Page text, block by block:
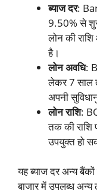
ब्याज दर:
9.50% से
लोन की
है।
लोन अवधि:
लेकर 7 साल
अपनी
लोन राशि:
तक की
उपयुक्त हो
यह ब्याज दर अन्य
बाजार में उपलब्ध